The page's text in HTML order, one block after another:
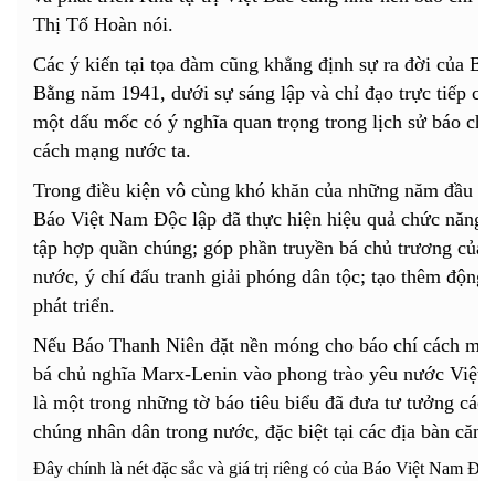
Thị Tố Hoàn nói.
Các ý kiến tại tọa đàm cũng khẳng định sự ra đời của
Bằng năm 1941, dưới sự sáng lập và chỉ đạo trực tiếp
một dấu mốc có ý nghĩa quan trọng trong lịch sử báo
cách mạng nước ta.
Trong điều kiện vô cùng khó khăn của những năm đầu
Báo Việt Nam Độc lập đã thực hiện hiệu quả chức năng
tập hợp quần chúng; góp phần truyền bá chủ trương
nước, ý chí đấu tranh giải phóng dân tộc; tạo thêm động
phát triển.
Nếu Báo Thanh Niên đặt nền móng cho báo chí cách
bá chủ nghĩa Marx-Lenin vào phong trào yêu nước
là một trong những tờ báo tiêu biểu đã đưa tư tưởng
chúng nhân dân trong nước, đặc biệt tại các địa bàn căn
Đây chính là nét đặc sắc và giá trị riêng có của Báo Việt Nam